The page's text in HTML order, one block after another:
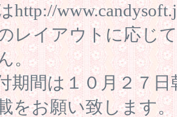
http://
レイアウトに応じ
。
期間は１０月２７
をお願い致します。